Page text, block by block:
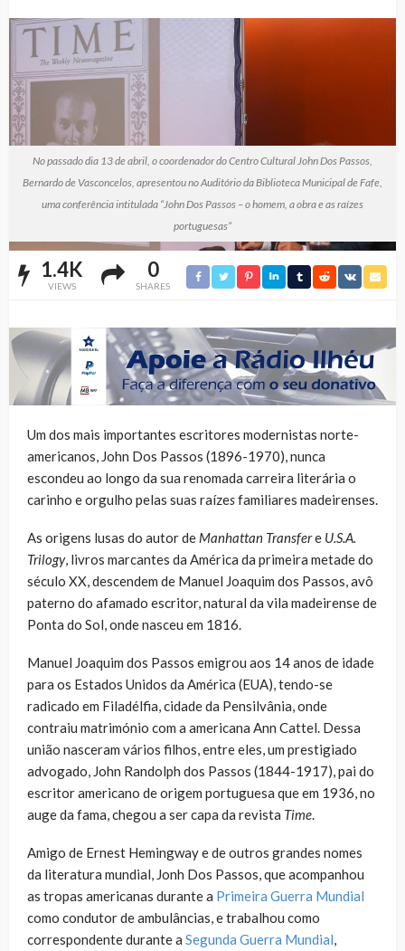
No passado dia 13 de abril, o coordenador do Centro Cultural John Dos Passos,
Bernardo de Vasconcelos, apresentou no Auditório da Biblioteca Municipal de Fafe,
uma conferência intitulada “John Dos Passos – o homem, a obra e as raízes
portuguesas”
1.4K
VIEWS
0
SHARES
Um dos mais importantes escritores modernistas norte-
americanos, John Dos Passos (1896-1970), nunca
escondeu ao longo da sua renomada carreira literária o
carinho e orgulho pelas suas raízesfamiliares madeirenses.
As origens lusas do autor de Manhattan Transfere U.S.A.
Trilogy, livros marcantes da América da primeira metade do
século XX, descendem de Manuel Joaquim dos Passos, avô
paterno do afamado escritor, natural da vila madeirense de
Ponta do Sol, onde nasceu em 1816.
Manuel Joaquim dos Passos emigrou aos 14 anos de idade
para os Estados Unidos da América (EUA), tendo-se
radicado em Filadélfia, cidade da Pensilvânia, onde
contraiu matrimónio com a americana Ann Cattel. Dessa
união nasceram vários filhos, entre eles, um prestigiado
advogado, John Randolph dos Passos (1844-1917), pai do
escritor americano de origem portuguesa que em 1936, no
auge da fama, chegou a ser capa da revista Time.
Amigo de Ernest Hemingway e de outros grandes nomes
da literatura mundial, Jonh Dos Passos, que acompanhou
as tropas americanas durante a Primeira Guerra Mundial
como condutor de ambulâncias, e trabalhou como
correspondente durante a Segunda Guerra Mundial,